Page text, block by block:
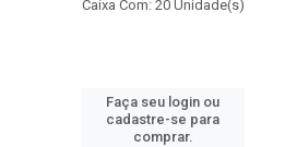
Caixa Com: 20 Unidade(s)
Faça seu login ou
cadastre-se para
comprar.